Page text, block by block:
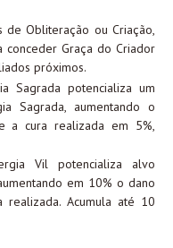
de Obliteração ou Criação,
conceder Graça do Criador
próximos.
Sagrada potencializa um
Sagrada, aumentando o
a cura realizada em 5%,
Vil potencializa alvo
em 10% o dano
Acumula até 10